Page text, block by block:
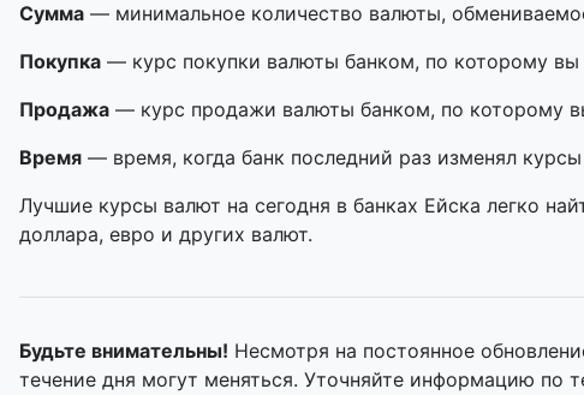
Сумма — минимальное количество валюты,
Покупка — курс покупки валюты банком, по которому
Продажа — курс продажи валюты банком, по которому
Время — время, когда банк последний раз изменял
Лучшие курсы валют на сегодня в банках Ейска легко
доллара, евро и других валют.
Будьте внимательны! Несмотря на постоянное
течение дня могут меняться. Уточняйте информацию по